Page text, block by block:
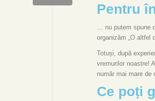
Pentru
… nu putem spune
organizăm „O altfel
Totuși, după
vremurilor noastre!
număr mai mare de
Ce poți